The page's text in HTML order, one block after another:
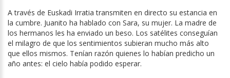
A través de Euskadi Irratia transmiten en directo su estancia en
la cumbre. Juanito ha hablado con Sara, su mujer. La madre de
los hermanos les ha enviado un beso. Los satélites conseguían
el milagro de que los sentimientos subieran mucho más alto
que ellos mismos. Tenían razón quienes lo habían predicho un
año antes: el cielo había podido esperar.